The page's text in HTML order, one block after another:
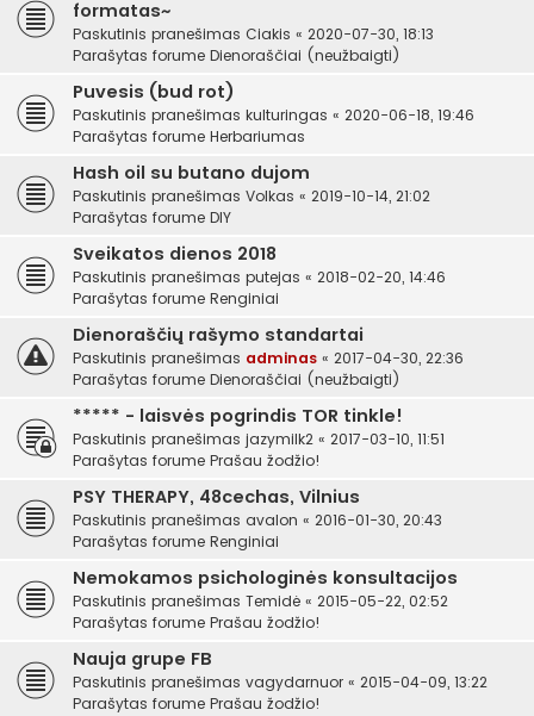
formatas~
Paskutinis pranešimas Ciakis « 2020-07-30, 18:13
Parašytas forume Dienoraščiai (neužbaigti)
Puvesis (bud rot)
Paskutinis pranešimas kulturingas « 2020-06-18, 19:46
Parašytas forume Herbariumas
Hash oil su butano dujom
Paskutinis pranešimas Volkas « 2019-10-14, 21:02
Parašytas forume DIY
Sveikatos dienos 2018
Paskutinis pranešimas putejas « 2018-02-20, 14:46
Parašytas forume Renginiai
Dienoraščių rašymo standartai
Paskutinis pranešimas adminas « 2017-04-30, 22:36
Parašytas forume Dienoraščiai (neužbaigti)
***** - laisvės pogrindis TOR tinkle!
Paskutinis pranešimas jazymilk2 « 2017-03-10, 11:51
Parašytas forume Prašau žodžio!
PSY THERAPY, 48cechas, Vilnius
Paskutinis pranešimas avalon « 2016-01-30, 20:43
Parašytas forume Renginiai
Nemokamos psichologinės konsultacijos
Paskutinis pranešimas Temidė « 2015-05-22, 02:52
Parašytas forume Prašau žodžio!
Nauja grupe FB
Paskutinis pranešimas vagydarnuor « 2015-04-09, 13:22
Parašytas forume Prašau žodžio!